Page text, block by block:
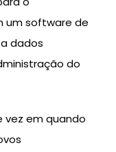
um software de
dados
do
vez em quando